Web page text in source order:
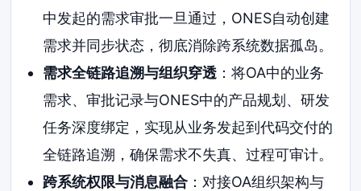
中发起的需求审批一旦通过，ONES自动创建
需求并同步状态，彻底消除跨系统数据孤岛。
需求全链路追溯与组织穿透：将OA中的业务
需求、审批记录与ONES中的产品规划、研发
任务深度绑定，实现从业务发起到代码交付的
全链路追溯，确保需求不失真、过程可审计。
跨系统权限与消息融合：对接OA组织架构与